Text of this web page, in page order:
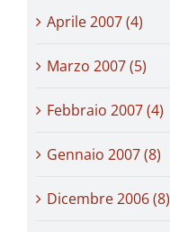
Aprile 2007 (4)
Marzo 2007 (5)
Febbraio 2007 (4)
Gennaio 2007 (8)
Dicembre 2006 (8)